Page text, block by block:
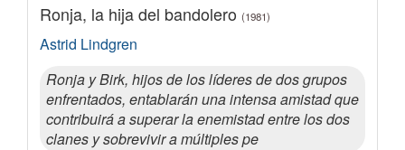
Ronja, la hija del bandolero (1981)
Astrid Lindgren
Ronja y Birk, hijos de los líderes de dos grupos
enfrentados, entablarán una intensa amistad que
contribuirá a superar la enemistad entre los dos
clanes y sobrevivir a múltiples pe